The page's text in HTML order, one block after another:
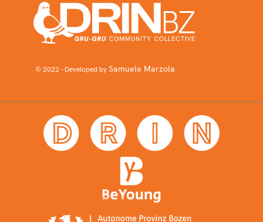
© 2022 - Developed bySamuele Marzola